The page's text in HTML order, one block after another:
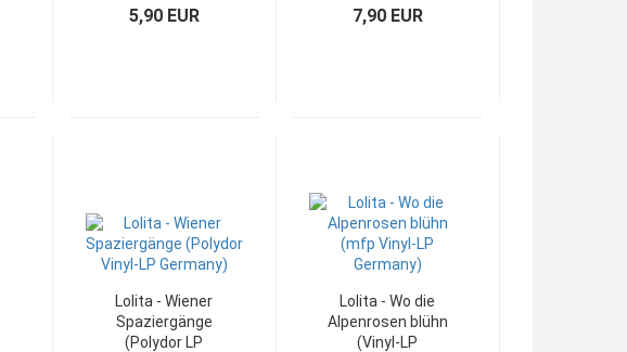
5,90 EUR 7,90 EUR
Lolita - Wiener
Spaziergänge
(Polydor LP
Lolita - Wo die
Alpenrosen blühn
(Vinyl-LP